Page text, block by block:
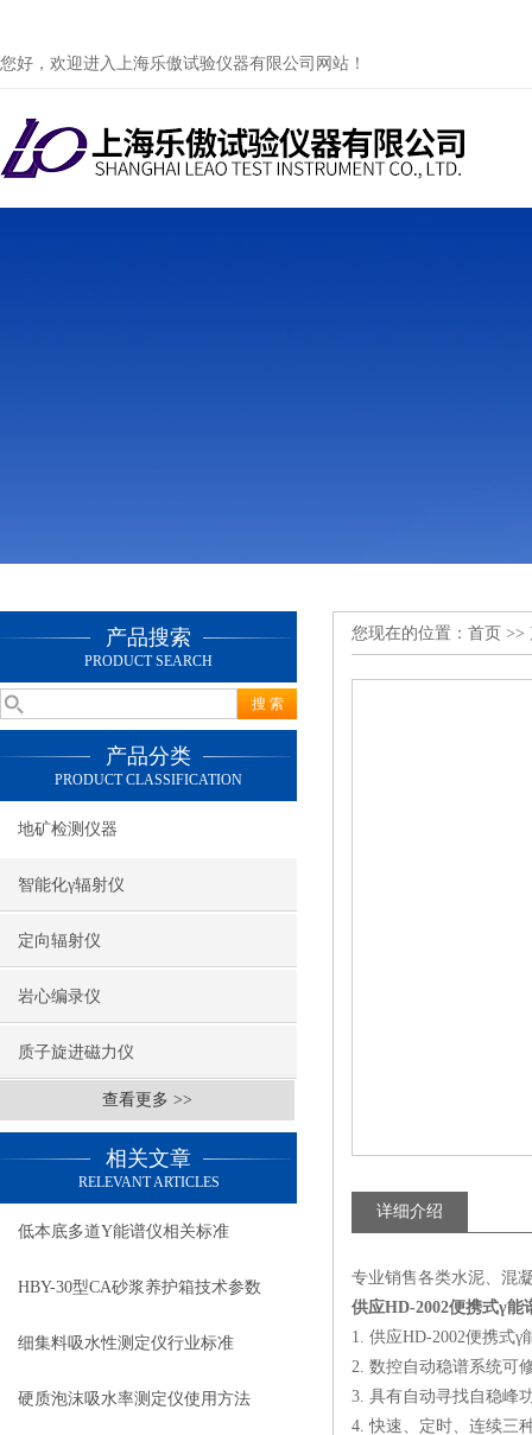
您好，欢迎进入上海乐傲试验仪器有限公司网站！
产品搜索
PRODUCT SEARCH
产品分类
PRODUCT CLASSIFICATION
地矿检测仪器
智能化γ辐射仪
定向辐射仪
岩心编录仪
质子旋进磁力仪
查看更多 >>
相关文章
RELEVANT ARTICLES
低本底多道Y能谱仪相关标准
HBY-30型CA砂浆养护箱技术参数
细集料吸水性测定仪行业标准
硬质泡沫吸水率测定仪使用方法
您现在的位置： 首页 >>
详细介绍
专业销售各类水泥、混
供应HD-2002便携式γ能
1. 供应HD-2002便携式
2. 数控自动稳谱系统可
3. 具有自动寻找自稳峰
4. 快速、定时、连续三